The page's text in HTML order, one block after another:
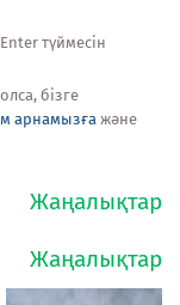
түймесін
бізге
арнамызға және